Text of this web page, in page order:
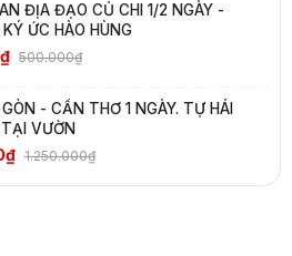
ĐỊA ĐẠO CỦ CHI 1/2 NGÀY -
ỨC HÀO HÙNG
500.000₫
- CẦN THƠ 1 NGÀY. TỰ HÁI
VƯỜN
1.250.000₫